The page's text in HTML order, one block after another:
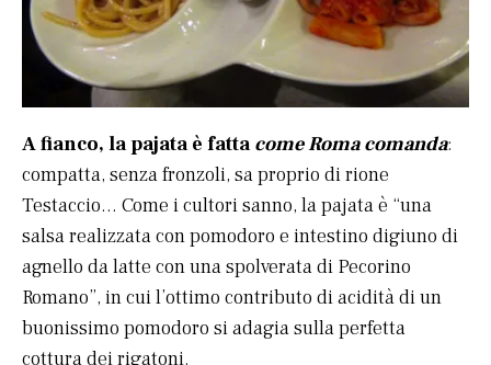
A fianco, la pajata è fattacome Roma comanda:
compatta, senza fronzoli, sa proprio di rione
Testaccio… Come i cultori sanno, la pajata è “una
salsa realizzata con pomodoro e intestino digiuno di
agnello da latte con una spolverata di Pecorino
Romano”, in cui l’ottimo contributo di acidità di un
buonissimo pomodoro si adagia sulla perfetta
cottura dei rigatoni.